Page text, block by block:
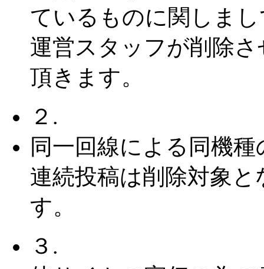
ているものに関しま
運営スタッフが削除さ
頂きます。
２.
同一回線による同機種
連続投稿は削除対象と
す。
３.